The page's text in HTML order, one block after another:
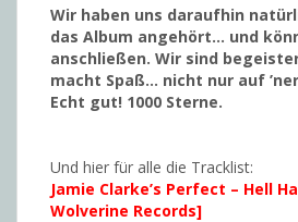
Wir haben uns daraufhin
das Album angehört… und
anschließen. Wir sind
macht Spaß… nicht nur auf
Echt gut! 1000 Sterne.
Und hier für alle die Tracklist:
Jamie Clarke’s Perfect – Hell
Wolverine Records]